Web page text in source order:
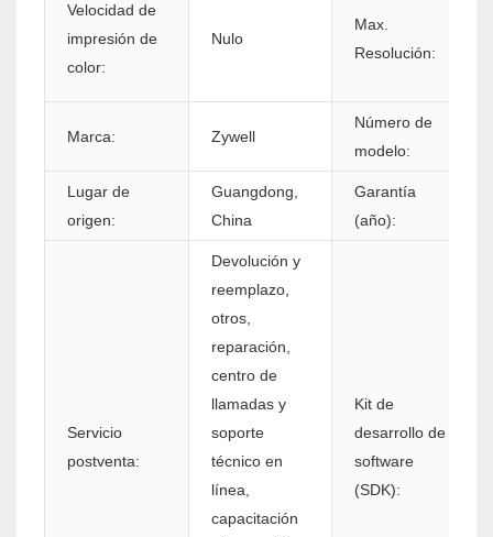
Velocidad de
impresión de
color:
Nulo
Max.
Resolución:
Marca: Zywell
Número de
modelo:
Lugar de
origen:
Guangdong,
China
Garantía
(año):
Servicio
postventa:
Devolución y
reemplazo,
otros,
reparación,
centro de
llamadas y
soporte
técnico en
línea,
capacitación
Kit de
desarrollo de
software
(SDK):